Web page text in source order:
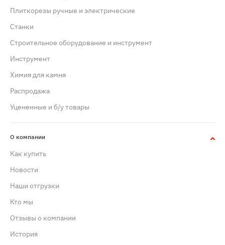
Плиткорезы ручные и электрические
Станки
Строительное оборудование и инструмент
Инструмент
Химия для камня
Распродажа
Уцененные и б/у товары
О компании
Как купить
Новости
Наши отгрузки
Кто мы
Отзывы о компании
История